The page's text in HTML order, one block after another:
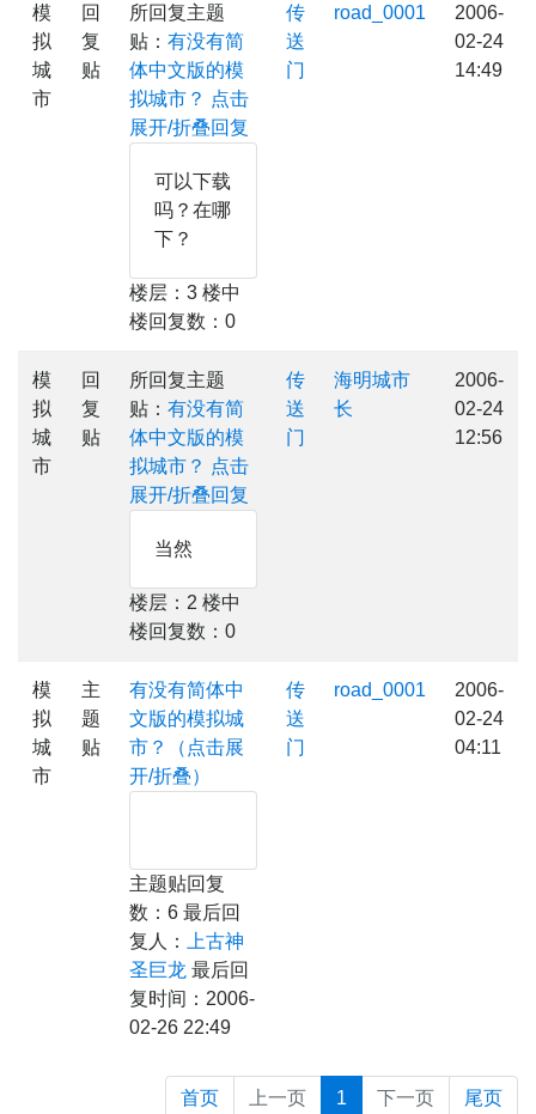
模
拟
城
市
回
复
贴
所回复主题
贴： 有没有简
体中文版的模
拟城市？ 点击
展开/折叠回复
可以下载
吗？在哪
下？
楼层：3 楼中
楼回复数：0
传
送
门
road_0001
2006-
02-24
14:49
模
拟
城
市
回
复
贴
所回复主题
贴： 有没有简
体中文版的模
拟城市？ 点击
展开/折叠回复
当然
楼层：2 楼中
楼回复数：0
传
送
门
海明城市
长
2006-
02-24
12:56
模
拟
城
市
主
题
贴
有没有简体中
文版的模拟城
市？（点击展
开/折叠）
主题贴回复
数：6 最后回
复人：
上古神
圣巨龙 最后回
复时间：2006-
02-26 22:49
传
送
门
road_0001
2006-
02-24
04:11
首页 上一页 1 下一页 尾页